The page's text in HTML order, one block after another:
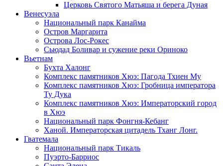
Церковь Святого Матьяша и берега Дуная
Венесуэла
Национальный парк Канайма
Остров Маргарита
Острова Лос-Рокес
Сьюдад Боливар и сужение реки Ориноко
Вьетнам
Бухта Халонг
Комплекс памятников Хюэ: Пагода Тхиен Му
Комплекс памятников Хюэ: Гробница императора
Ту Дука
Комплекс памятников Хюэ: Императорский город
в Хюэ
Национальный парк Фонгня-Кебанг
Ханой. Императорская цитадель Тханг Лонг.
Гватемала
Национальный парк Тикаль
Пуэрто-Барриос